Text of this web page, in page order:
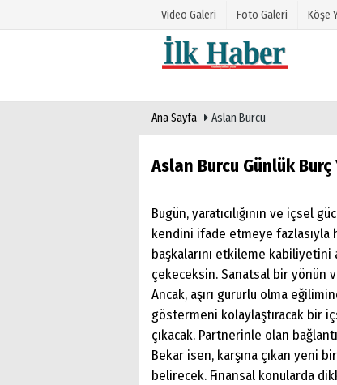
Video Galeri Foto Galeri Köşe
Üye Paneli
Hava
Ana Sayfa Aslan Burcu
Aslan Burcu Günlük
Bugün, yaratıcılığının ve içsel
kendini ifade etmeye fazlasıyla
başkalarını etkileme
çekeceksin. Sanatsal bir yönün
Ancak, aşırı gururlu olma
göstermeni kolaylaştıracak bir
çıkacak. Partnerinle olan
Bekar isen, karşına çıkan yeni
belirecek. Finansal konularda